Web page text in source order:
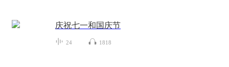
庆祝七一和国庆节
24 1818